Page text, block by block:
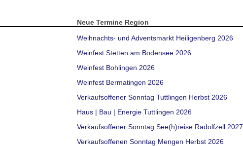
Neue Termine Region
Weihnachts- und Adventsmarkt Heiligenberg 2026
Weinfest Stetten am Bodensee 2026
Weinfest Bohlingen 2026
Weinfest Bermatingen 2026
Verkaufsoffener Sonntag Tuttlingen Herbst 2026
Haus | Bau | Energie Tuttlingen 2026
Verkaufsoffener Sonntag See(h)reise Radolfzell 2027
Verkaufsoffenen Sonntag Mengen Herbst 2026